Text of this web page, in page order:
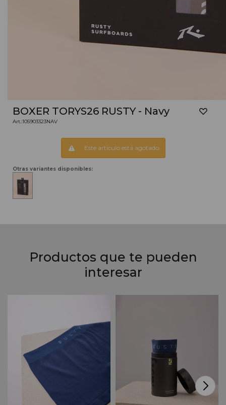
BOXER TORYS26 RUSTY - Navy
105903323NAV
Este artículo está agotado.
Otras variantes disponibles:
Productos que te pueden
interesar